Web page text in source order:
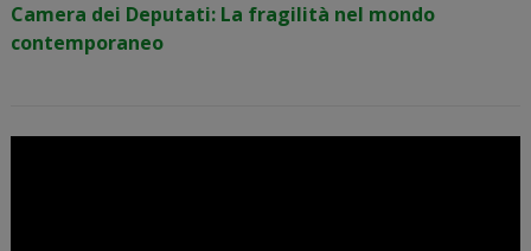
Camera dei Deputati: La fragilità nel mondo
contemporaneo